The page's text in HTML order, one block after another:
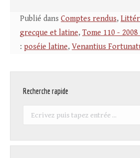
Publié dans Comptes rendus,
grecque et latine, Tome 110 - 2008
: poséie latine, Venantius
Recherche rapide
Recherche